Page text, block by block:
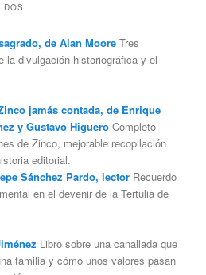
de Alan MooreTres
la divulgación historiográfica y el
jamás contada, de Enrique
y Gustavo HigueroCompleto
de Zinco, mejorable recopilación
editorial.
Sánchez Pardo, lectorRecuerdo
en el devenir de la Tertulia de
Libro sobre una canallada que
familia y cómo unos valores pasan